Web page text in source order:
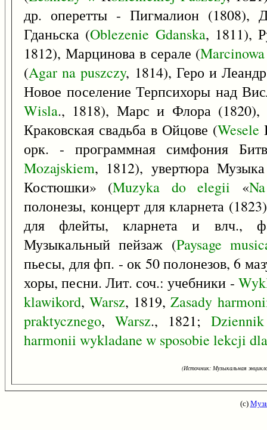
др. оперетты - Пигмалион (1808),
Гданьска (Oblezenie Gdanska, 1811),
1812), Марцинова в серале (Marcinowa
(Agar na puszczy, 1814), Геро и
Новое поселение Терпсихоры над
Wisla., 1818), Марс и Флора (1820),
Краковская свадьба в Ойцове (Wesele
орк. - программная симфония
Mozajskiem, 1812), увертюра
Костюшки» (Muzyka do elegii «Na
полонезы, концерт для кларнета
для флейты, кларнета и влч.,
Музыкальный пейзаж (Paysage
пьесы, для фп. - ок 50 полонезов, 6
хоры, песни. Лит. соч.: учебники -
klawikord,Warsz, 1819,Zasady
praktycznego, Warsz., 1821; Dziennik
harmonii wykladane w sposobie lekcji dla
(Источник: Музыкальная
(с)